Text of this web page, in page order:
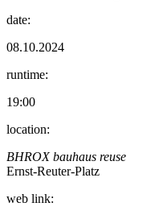
date:
08.10.2024
runtime:
19:00
location:
BHROX bauhaus reuse
Ernst-Reuter-Platz
web link: